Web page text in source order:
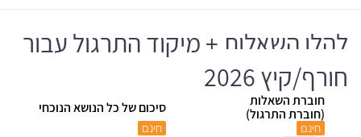
להלן השאלות + מיקוד התרגול עבור
חורף/קיץ 2026
חוברת השאלות
(חוברת התרגול)
חינם
סיכום של כל הנושא הנוכחי
חינם